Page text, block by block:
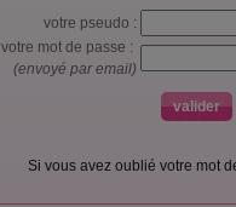
votre pseudo :
votre mot de passe :
(envoyé par email)
Si vous avez oublié votre mot